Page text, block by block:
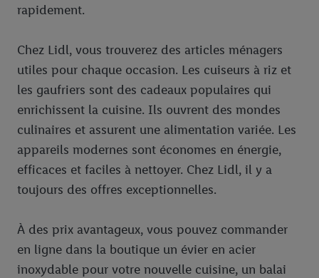
rapidement.
Chez Lidl, vous trouverez des articles ménagers
utiles pour chaque occasion. Les cuiseurs à riz et
les gaufriers sont des cadeaux populaires qui
enrichissent la cuisine. Ils ouvrent des mondes
culinaires et assurent une alimentation variée. Les
appareils modernes sont économes en énergie,
efficaces et faciles à nettoyer. Chez Lidl, il y a
toujours des offres exceptionnelles.
À des prix avantageux, vous pouvez commander
en ligne dans la boutique un évier en acier
inoxydable pour votre nouvelle cuisine, un balai